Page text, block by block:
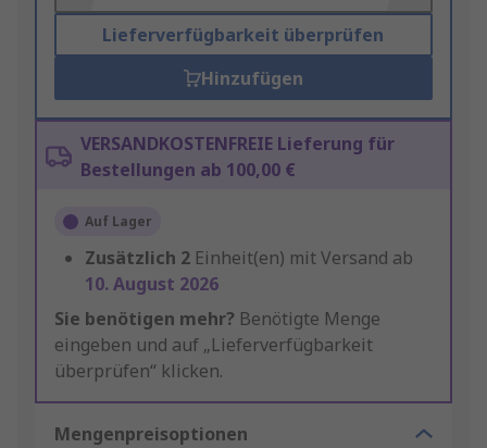
Lieferverfügbarkeit überprüfen
Hinzufügen
VERSANDKOSTENFREIE Lieferung für
Bestellungen ab 100,00 €
Auf Lager
Zusätzlich 2 Einheit(en) mit Versand ab
10. August 2026
Sie benötigen mehr? Benötigte Menge
eingeben und auf „Lieferverfügbarkeit
überprüfen“ klicken.
Mengenpreisoptionen